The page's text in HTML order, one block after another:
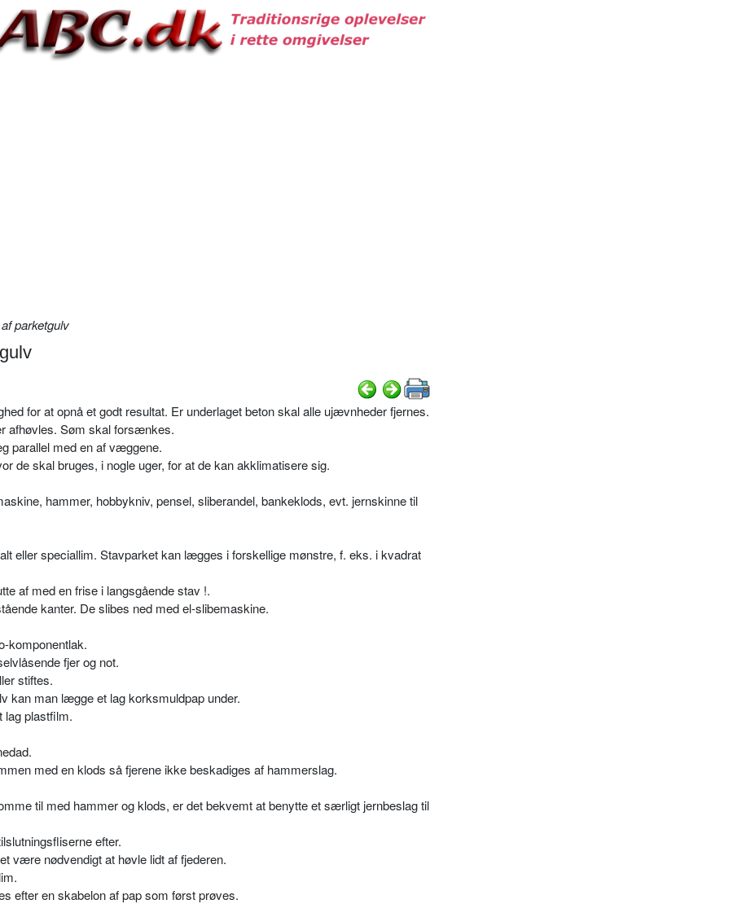
parketgulv
for at opnå et godt resultat. Er underlaget beton skal alle ujævnheder fjernes.
afhøvles. Søm skal forsænkes.
parallel med en af væggene.
de skal bruges, i nogle uger, for at de kan akklimatisere sig.
hammer, hobbykniv, pensel, sliberandel, bankeklods, evt. jernskinne til
eller speciallim. Stavparket kan lægges i forskellige mønstre, f. eks. i kvadrat
af med en frise i langsgående stav !.
kanter. De slibes ned med el-slibemaskine.
komponentlak.
fjer og not.
stiftes.
kan man lægge et lag korksmuldpap under.
lag plastfilm.
med en klods så fjerene ikke beskadiges af hammerslag.
til med hammer og klods, er det bekvemt at benytte et særligt jernbeslag til
efter.
være nødvendigt at høvle lidt af fjederen.
en skabelon af pap som først prøves.